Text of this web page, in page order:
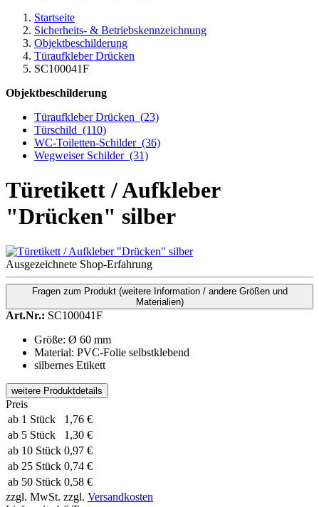
Startseite
Sicherheits- & Betriebskennzeichnung
Objektbeschilderung
Türaufkleber Drücken
SC100041F
Objektbeschilderung
Türaufkleber Drücken (23)
Türschild (110)
WC-Toiletten-Schilder (36)
Wegweiser Schilder (31)
Türetikett / Aufkleber
"Drücken" silber
Ausgezeichnete Shop-Erfahrung
Fragen zum Produkt (weitere Information / andere Größen und
Materialien)
Art.Nr.: SC100041F
Größe: Ø 60 mm
Material: PVC-Folie selbstklebend
silbernes Etikett
weitere Produktdetails
Preis
ab 1 Stück
1,76 €
ab 5 Stück
1,30 €
ab 10 Stück 0,97 €
ab 25 Stück 0,74 €
ab 50 Stück 0,58 €
zzgl. MwSt. zzgl. Versandkosten